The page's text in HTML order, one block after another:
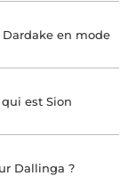
en mode
est Sion
Dallinga ?